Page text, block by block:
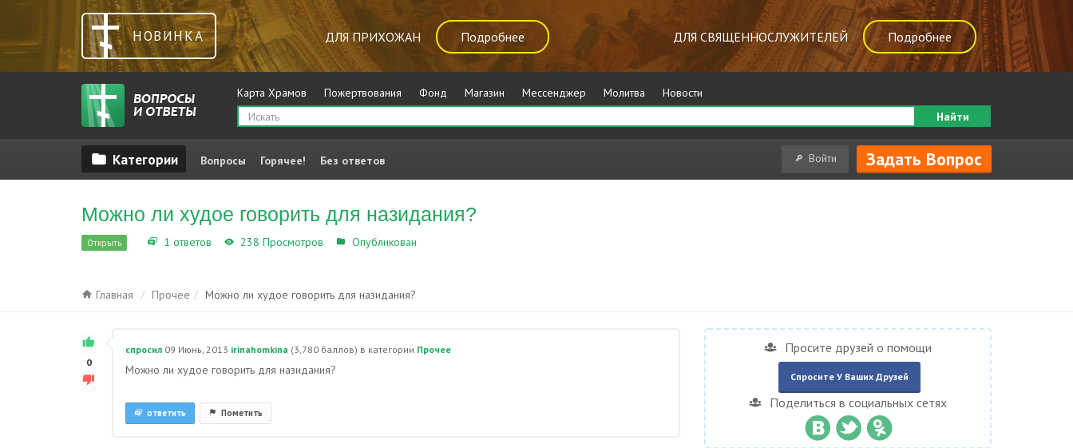
НОВИНКА ДЛЯ ПРИХОЖАН Подробнее ДЛЯ СВЯЩЕННОСЛУЖИТЕЛЕЙ Подробнее
Карта Храмов Пожертвования Фонд Магазин Мессенджер Молитва
Новости
Найти
Вопросы Горячее! Без ответов Войти Задать Вопрос
Можно ли худое говорить для назидания?
Открыть 1 ответов 238 Просмотров Опубликован
Главная Прочее Можно ли худое говорить для назидания?
0
спросил 09 Июнь, 2013 irinahomkina (3,780 баллов) в категории Прочее
Можно ли худое говорить для назидания?
Пометить
ответить
Просите друзей о помощи
Спросите У Ваших Друзей
Поделиться в социальных сетях